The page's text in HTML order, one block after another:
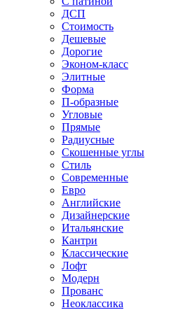
ДСП
Стоимость
Дешевые
Дорогие
Эконом-класс
Элитные
Форма
П-образные
Угловые
Прямые
Радиусные
Скошенные углы
Стиль
Современные
Евро
Английские
Дизайнерские
Итальянские
Кантри
Классические
Лофт
Модерн
Прованс
Неоклассика